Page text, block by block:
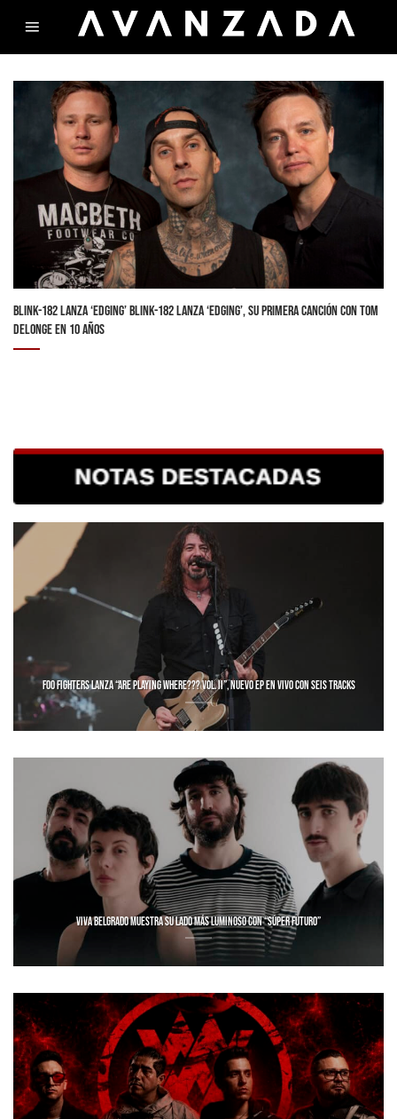
BLINK-182 LANZA ‘EDGING’ BLINK-182 LANZA ‘EDGING’, SU PRIMERA CANCIÓN CON TOM
DELONGE EN 10 AÑOS
FOO FIGHTERS LANZA “ARE PLAYING WHERE??? VOL. II”, NUEVO EP EN VIVO CON SEIS TRACKS
VIVA BELGRADO MUESTRA SU LADO MÁS LUMINOSO CON “SÚPER FUTURO”